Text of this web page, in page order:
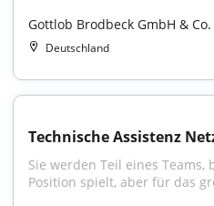
Gottlob Brodbeck GmbH & Co.
Deutschland
Technische Assistenz
Sie werden Teil eines
Position spielt, aber für das